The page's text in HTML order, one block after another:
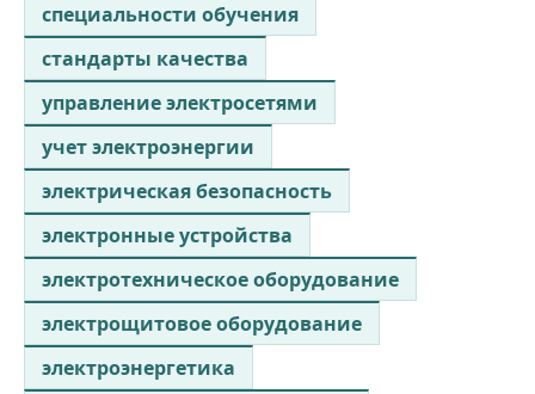
специальности обучения
стандарты качества
управление электросетями
учет электроэнергии
электрическая безопасность
электронные устройства
электротехническое оборудование
электрощитовое оборудование
электроэнергетика